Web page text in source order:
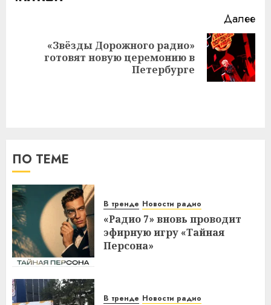
Далее
Следующая
«Звёзды Дорожного радио»
готовят новую церемонию в
Петербурге
ПО ТЕМЕ
В тренде Новости радио
«Радио 7» вновь проводит
эфирную игру «Тайная
Персона»
В тренде Новости радио